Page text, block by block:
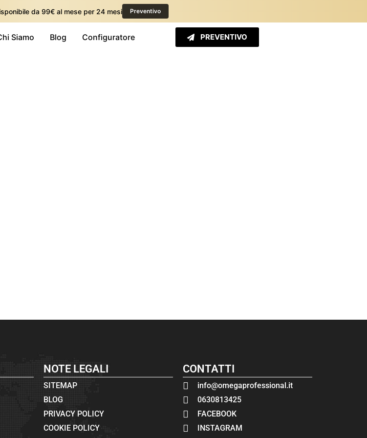
da 99€ al mese per 24 mesi Preventivo
Siamo Blog Configuratore PREVENTIVO
NOTE LEGALI
SITEMAP
BLOG
PRIVACY POLICY
COOKIE POLICY
CONTATTI
info@omegaprofessional.it
0630813425
FACEBOOK
INSTAGRAM